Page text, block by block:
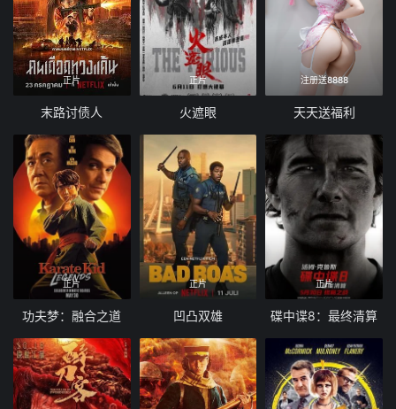
正片
末路讨债人
正片
火遮眼
注册送8888
天天送福利
正片
功夫梦：融合之道
正片
凹凸双雄
正片
碟中谍8：最终清算